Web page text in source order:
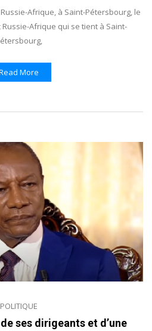
Afrique, à Saint-Pétersbourg, le
Russie-Afrique qui se tient à Saint-
More
POLITIQUE
ses dirigeants et d’une